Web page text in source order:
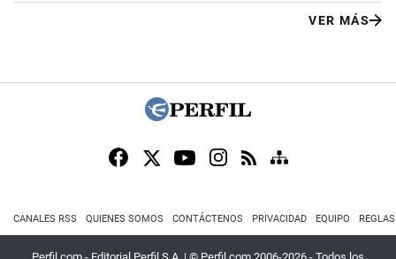
VER MÁS
CANALES RSS QUIENES SOMOS CONTÁCTENOS PRIVACIDAD EQUIPO